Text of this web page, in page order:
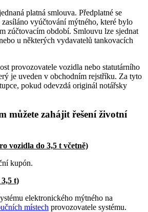
platná smlouva. Předplatné se
vyúčtování mýtného, které bylo
zúčtovacím období. Smlouvu lze sjednat
u některých vydavatelů tankovacích
provozovatele vozidla nebo statutárního
je uveden v obchodním rejstříku. Za tyto
pokud odevzdá originál notářsky
můžete zahájit řešení životní
vozidla do 3,5 t včetně)
kupón.
t)
elektronického mýtného na
místech provozovatele systému.